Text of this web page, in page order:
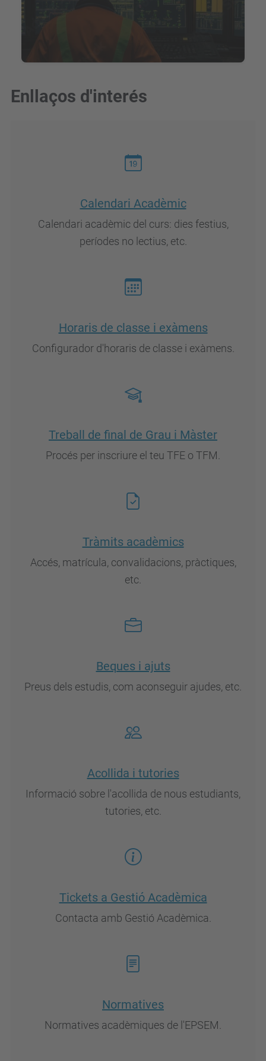
Enllaços d'interés
Calendari Acadèmic
Calendari acadèmic del curs: dies festius,
períodes no lectius, etc.
Horaris de classe i exàmens
Configurador d'horaris de classe i exàmens.
Treball de final de Grau i Màster
Procés per inscriure el teu TFE o TFM.
Tràmits acadèmics
Accés, matrícula, convalidacions, pràctiques,
etc.
Beques i ajuts
Preus dels estudis, com aconseguir ajudes, etc.
Acollida i tutories
Informació sobre l'acollida de nous estudiants,
tutories, etc.
Tickets a Gestió Acadèmica
Contacta amb Gestió Acadèmica.
Normatives
Normatives acadèmiques de l'EPSEM.